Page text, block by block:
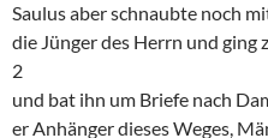
Saulus aber schnaubte noch
die Jünger des Herrn und ging
2
und bat ihn um Briefe nach
er Anhänger dieses Weges,